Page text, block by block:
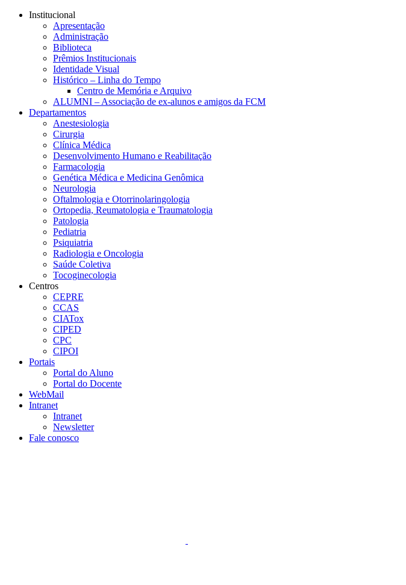
Conteúdo principal
Institucional
Apresentação
Administração
Biblioteca
Prêmios Institucionais
Identidade Visual
Histórico – Linha do Tempo
Centro de Memória e Arquivo
ALUMNI – Associação de ex-alunos e amigos da FCM
Departamentos
Anestesiologia
Cirurgia
Clínica Médica
Desenvolvimento Humano e Reabilitação
Farmacologia
Genética Médica e Medicina Genômica
Neurologia
Oftalmologia e Otorrinolaringologia
Ortopedia, Reumatologia e Traumatologia
Patologia
Pediatria
Psiquiatria
Radiologia e Oncologia
Saúde Coletiva
Tocoginecologia
Centros
CEPRE
CCAS
CIATox
CIPED
CPC
CIPOI
Portais
Portal do Aluno
Portal do Docente
WebMail
Intranet
Intranet
Newsletter
Fale conosco